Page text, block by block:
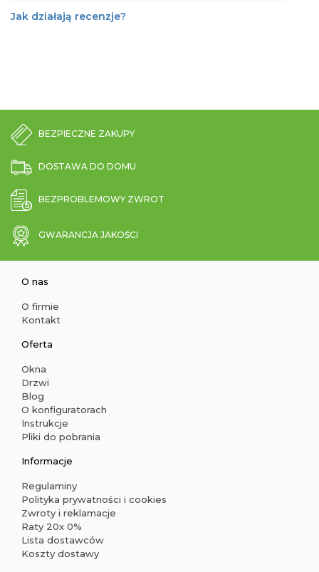
Jak działają recenzje?
BEZPIECZNE ZAKUPY
DOSTAWA DO DOMU
BEZPROBLEMOWY ZWROT
GWARANCJA JAKOŚCI
O nas
O firmie
Kontakt
Oferta
Okna
Drzwi
Blog
O konfiguratorach
Instrukcje
Pliki do pobrania
Informacje
Regulaminy
Polityka prywatności i cookies
Zwroty i reklamacje
Raty 20x 0%
Lista dostawców
Koszty dostawy